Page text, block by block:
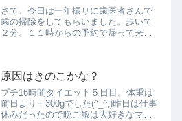
さて、今日は一年振りに歯医者さんで
歯の掃除をしてもらいました。歩いて
２分。１１時からの予約で帰って来た
のですがキャンセルしてそれ以来行...
原因はきのこかな？
プチ16時間ダイエット５日目。体重は
前日より＋300gでした(^_^;)昨日は仕事
休みだったので晩ご飯は大好きなマカ